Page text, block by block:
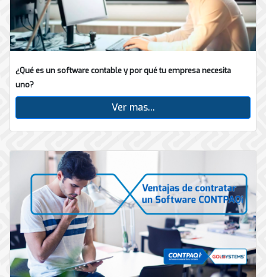
¿Qué es un software contable y por qué tu empresa necesita
uno?
Ver mas...